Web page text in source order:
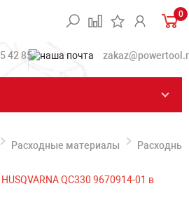
0
42 85
Расходные материалы